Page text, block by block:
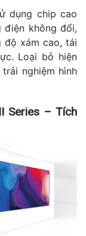
dụng chip cao
điện không đổi,
độ xám cao, tái
Loại bỏ hiện
nghiệm hình
Series – Tích